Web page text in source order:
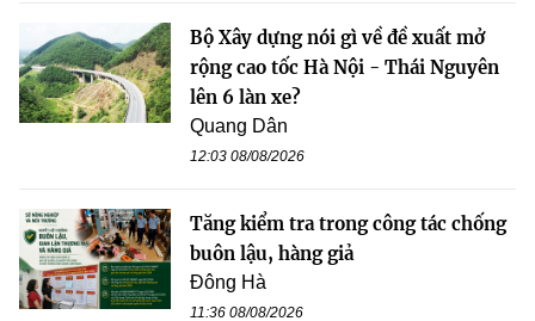
Bộ Xây dựng nói gì về đề xuất mở
rộng cao tốc Hà Nội - Thái Nguyên
lên 6 làn xe?
Quang Dân
12:03 08/08/2026
Tăng kiểm tra trong công tác chống
buôn lậu, hàng giả
Đông Hà
11:36 08/08/2026